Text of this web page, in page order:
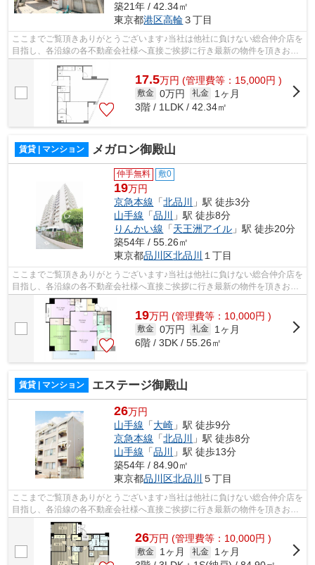
築21年 / 42.34㎡
東京都港区高輪 ３丁目
ここまでご覧頂きありがとうございます♪当社は他社に負けない総合仲介店を
目指し、各沿線の各不動産会社様へ直接ご挨拶に行き最新の物件を頂きお客
17.5万円 (管理費等：15,000円 )
敷金 0万円 礼金
1ヶ月
3階 / 1LDK / 42.34㎡
賃貸 | マンション メガロン御殿山
仲手無料 敷0
19万円
京急本線 「北品川
」駅 徒歩3分
山手線 「品川
」駅 徒歩8分
りんかい線 「天王洲アイル 」駅 徒歩20分
築54年 / 55.26㎡
東京都品川区北品川 １丁目
ここまでご覧頂きありがとうございます♪当社は他社に負けない総合仲介店を
目指し、各沿線の各不動産会社様へ直接ご挨拶に行き最新の物件を頂きお客
様へ提供しております！最新の情報は...
19万円 (管理費等：10,000円 )
敷金 0万円 礼金
1ヶ月
6階 / 3DK / 55.26㎡
賃貸 | マンション エステージ御殿山
26万円
山手線 「大崎 」駅 徒歩9分
京急本線 「北品川
」駅 徒歩8分
山手線 「品川
」駅 徒歩13分
築54年 / 84.90㎡
東京都品川区北品川 ５丁目
ここまでご覧頂きありがとうございます♪当社は他社に負けない総合仲介店を
目指し、各沿線の各不動産会社様へ直接ご挨拶に行き最新の物件を頂きお客
様へ提供しております！最新の情報は...
26万円 (管理費等：10,000円 )
敷金 1ヶ月 礼金
1ヶ月